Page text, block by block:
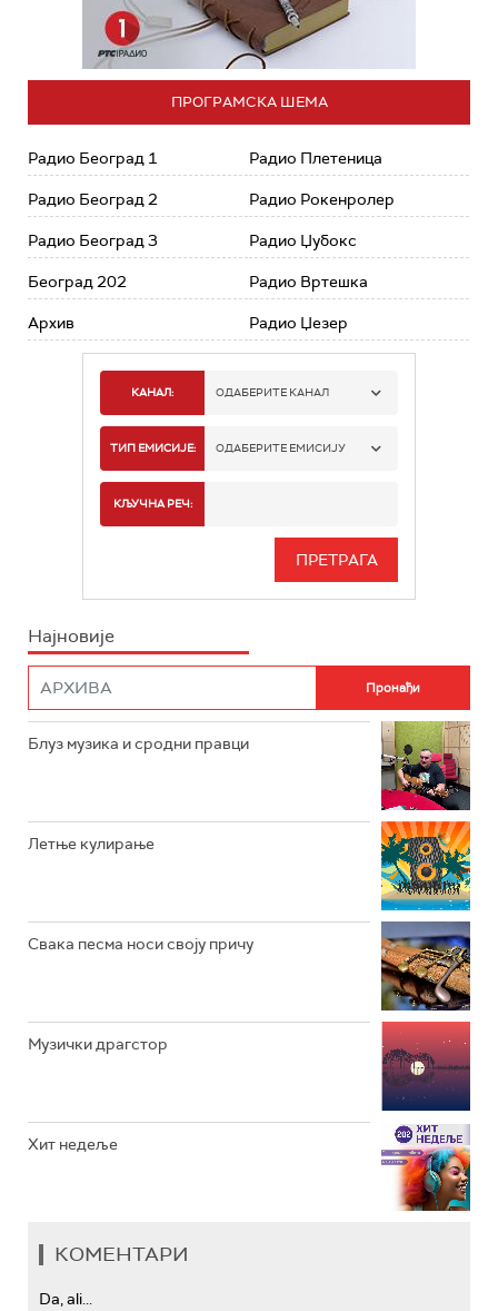
ПРОГРАМСКА ШЕМА
Радио Београд 1
Радио Београд 2
Радио Београд 3
Београд 202
Архив
Радио Плетеница
Радио Рокенролер
Радио Џубокс
Радио Вртешка
Радио Џезер
КАНАЛ: ОДАБЕРИТЕ КАНАЛ
РАДИО БЕОГРАД 1
РАДИО БЕОГРАД 3
РАДИО РОКЕНРОЛЕР
ТИП ЕМИСИЈЕ: ОДАБЕРИТЕ ЕМИСИЈУ
ИНФО
КЉУЧНА РЕЧ:
Најновије
Блуз музика и сродни правци
Летње кулирање
Свака песма носи своју причу
Музички драгстор
Хит недеље
КОМЕНТАРИ
Da, ali...